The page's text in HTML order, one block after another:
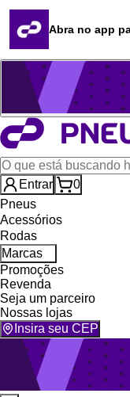
Quero revender
Blog
Whatsapp (16) 99764-8401
Televendas (47) 3046-
Entrar
0
Pneus
Acessórios
Rodas
Marcas
Promoções
Revenda
Seja um parceiro
Nossas lojas
Insira seu CEP
Abra no app